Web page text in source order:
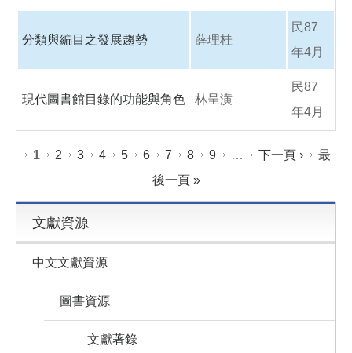
分類與編目之發展趨勢 薛理桂
民87
年4月
現代圖書館目錄的功能與角色 林呈潢
民87
年4月
頁面
1 2 3 4 5 6 7 8 9 … 下一頁 ›
最
後一頁 »
文獻資源
中文文獻資源
圖書資源
文獻著錄